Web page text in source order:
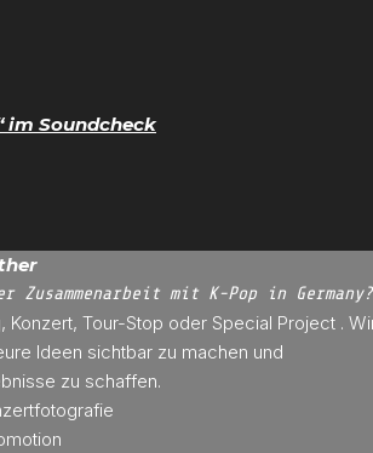
im Soundcheck
Zusammenarbeit mit K-Pop in Germany?
Konzert, Tour-Stop oder Special Project .
Ideen sichtbar zu machen und
zu schaffen.